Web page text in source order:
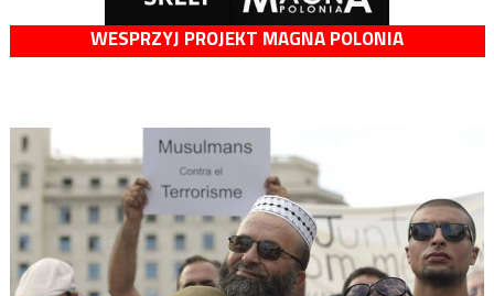
WESPRZYJ PROJEKT MAGNA POLONIA